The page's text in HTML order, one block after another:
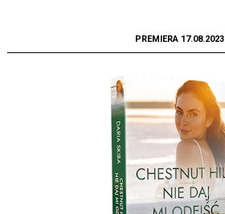
PREMIERA 17.08.2023